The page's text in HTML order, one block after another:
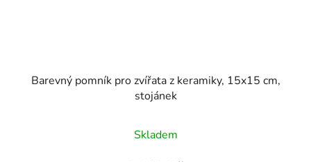
Barevný pomník pro zvířata z keramiky, 15x15 cm,
stojánek
hodnocení
Skladem